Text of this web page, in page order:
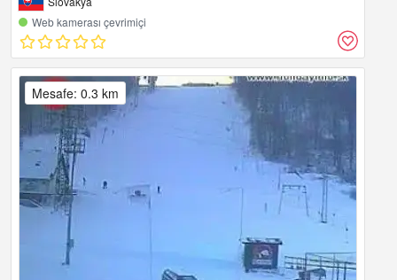
Web kamerası çevrimiçi
Mesafe: 0.3 km